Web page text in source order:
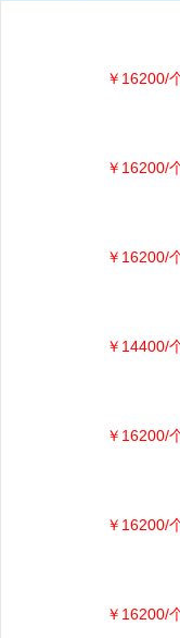
￥16200/
￥16200/
￥16200/
￥14400/
￥16200/
￥16200/
￥16200/